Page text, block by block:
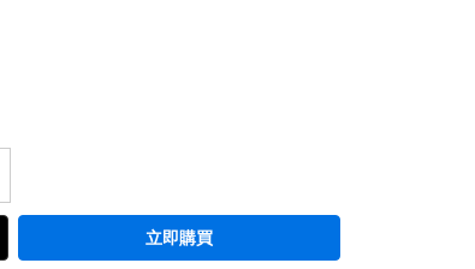
立即購買